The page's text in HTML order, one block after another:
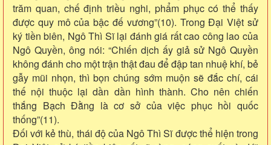
trăm quan, chế định triều nghi, phẩm phục có thể thấy
được quy mô của bậc đế vương”(10). Trong Đại Việt sử
ký tiền biên, Ngô Thì Sĩ lại đánh giá rất cao công lao của
Ngô Quyền, ông nói: “Chiến dịch ấy giả sử Ngô Quyền
không đánh cho một trận thật đau để đập tan nhuệ khí, bẻ
gẫy mũi nhọn, thì bọn chúng sớm muộn sẽ đắc chí, cái
thế nội thuộc lại dần dần hình thành. Cho nên chiến
thắng Bạch Đằng là cơ sở của việc phục hồi quốc
thống”(11).
Đối với kẻ thù, thái độ của Ngô Thì Sĩ được thể hiện trong